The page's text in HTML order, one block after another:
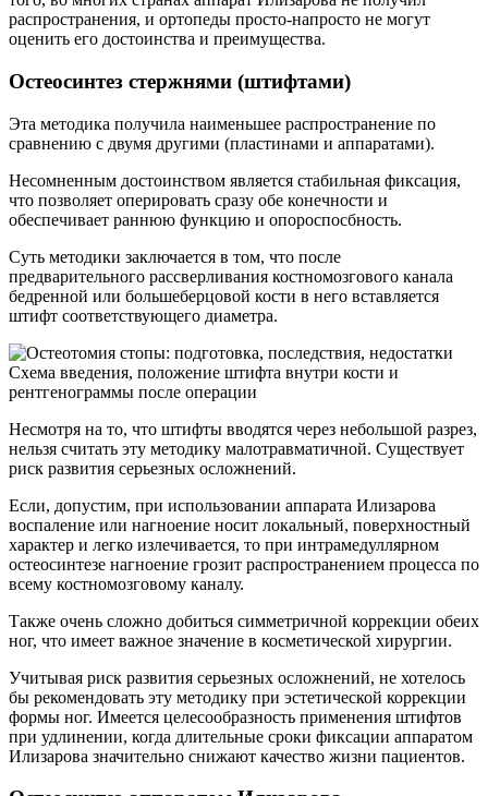
распространения, и ортопеды просто-напросто не могут
оценить его достоинства и преимущества.
Остеосинтез стержнями (штифтами)
Эта методика получила наименьшее распространение по
сравнению с двумя другими (пластинами и аппаратами).
Несомненным достоинством является стабильная фиксация,
что позволяет оперировать сразу обе конечности и
обеспечивает раннюю функцию и опороспосбность.
Суть методики заключается в том, что после
предварительного рассверливания костномозгового канала
бедренной или большеберцовой кости в него вставляется
штифт соответствующего диаметра.
Схема введения, положение штифта внутри кости и
рентгенограммы после операции
Несмотря на то, что штифты вводятся через небольшой разрез,
нельзя считать эту методику малотравматичной. Существует
риск развития серьезных осложнений.
Если, допустим, при использовании аппарата Илизарова
воспаление или нагноение носит локальный, поверхностный
характер и легко излечивается, то при интрамедуллярном
остеосинтезе нагноение грозит распространением процесса по
всему костномозговому каналу.
Также очень сложно добиться симметричной коррекции обеих
ног, что имеет важное значение в косметической хирургии.
Учитывая риск развития серьезных осложнений, не хотелось
бы рекомендовать эту методику при эстетической коррекции
формы ног. Имеется целесообразность применения штифтов
при удлинении, когда длительные сроки фиксации аппаратом
Илизарова значительно снижают качество жизни пациентов.